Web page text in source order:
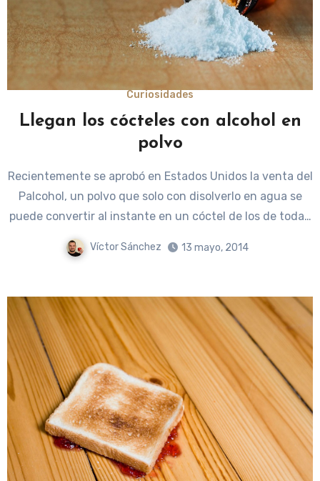
Curiosidades
Llegan los cócteles con alcohol en
polvo
Recientemente se aprobó en Estados Unidos la venta del
Palcohol, un polvo que solo con disolverlo en agua se
puede convertir al instante en un cóctel de los de toda…
Víctor Sánchez 13 mayo, 2014